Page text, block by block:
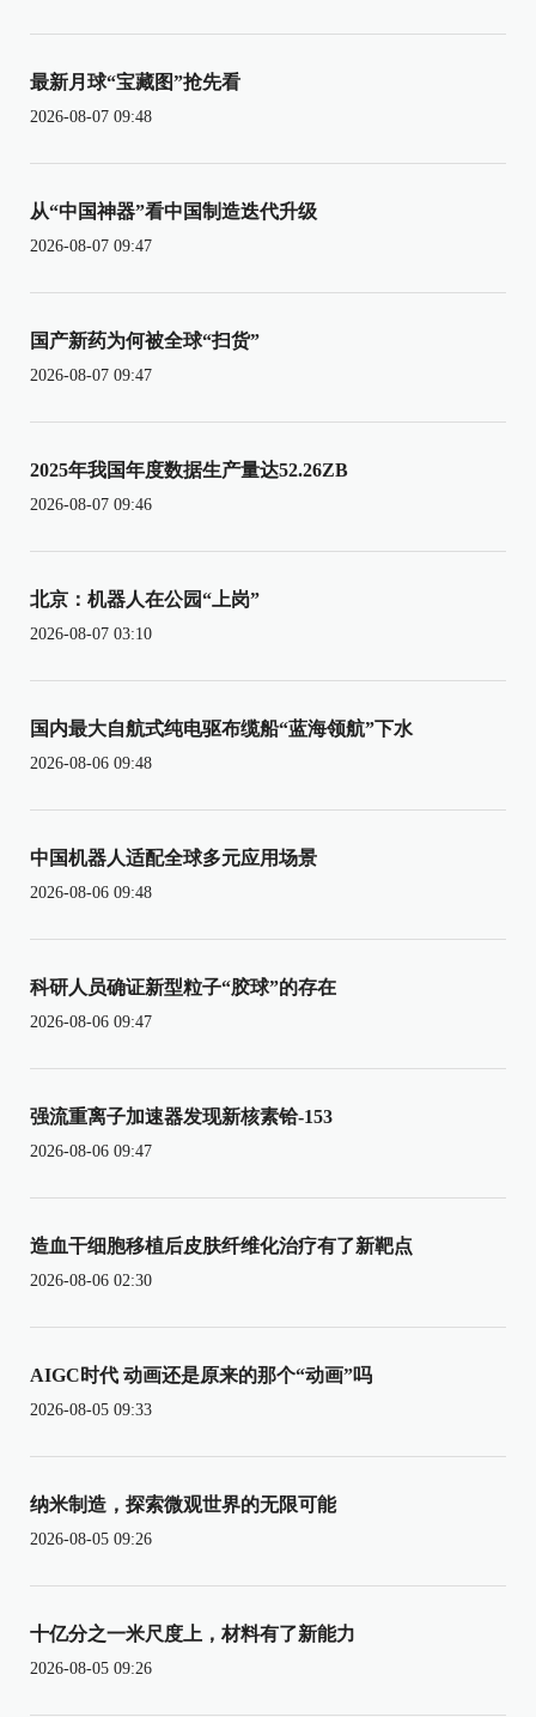
最新月球“宝藏图”抢先看
2026-08-07 09:48
从“中国神器”看中国制造迭代升级
2026-08-07 09:47
国产新药为何被全球“扫货”
2026-08-07 09:47
2025年我国年度数据生产量达52.26ZB
2026-08-07 09:46
北京：机器人在公园“上岗”
2026-08-07 03:10
国内最大自航式纯电驱布缆船“蓝海领航”下水
2026-08-06 09:48
中国机器人适配全球多元应用场景
2026-08-06 09:48
科研人员确证新型粒子“胶球”的存在
2026-08-06 09:47
强流重离子加速器发现新核素铪-153
2026-08-06 09:47
造血干细胞移植后皮肤纤维化治疗有了新靶点
2026-08-06 02:30
AIGC时代 动画还是原来的那个“动画”吗
2026-08-05 09:33
纳米制造，探索微观世界的无限可能
2026-08-05 09:26
十亿分之一米尺度上，材料有了新能力
2026-08-05 09:26